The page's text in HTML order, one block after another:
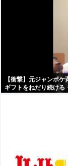
【衝撃】元ジャンポ
ギフトをねだり続ける